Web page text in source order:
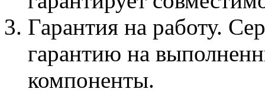
Гарантия на работу.
гарантию на
компоненты.